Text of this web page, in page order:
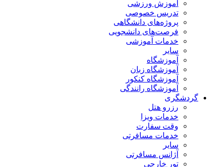
آموزش ورزشی
تدریس خصوصی
پروژه‌های دانشگاهی
فرصت‌های دانشجویی
خدمات آموزشی
سایر
آموزشگاه
آموزشگاه زبان
آموزشگاه کنکور
آموزشگاه رانندگی
گردشگری
رزرو هتل
خدمات ویزا
وقت سفارت
خدمات مسافرتی
سایر
آژانس مسافرتی
تور خارجی